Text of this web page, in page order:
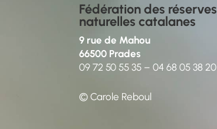
Fédération des réserves
naturelles catalanes
9 rue de Mahou
66500 Prades
09 72 50 55 35 –04 68 05 38 20
© Carole Reboul